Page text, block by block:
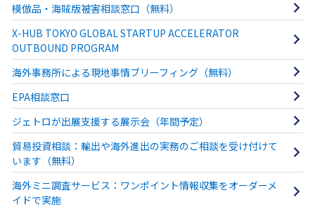
模倣品・海賊版被害相談窓口（無料）
X-HUB TOKYO GLOBAL STARTUP ACCELERATOR
OUTBOUND PROGRAM
海外事務所による現地事情ブリーフィング（無料）
EPA相談窓口
ジェトロが出展支援する展示会（年間予定）
貿易投資相談：輸出や海外進出の実務のご相談を受け付けて
います（無料）
海外ミニ調査サービス：ワンポイント情報収集をオーダーメ
イドで実施